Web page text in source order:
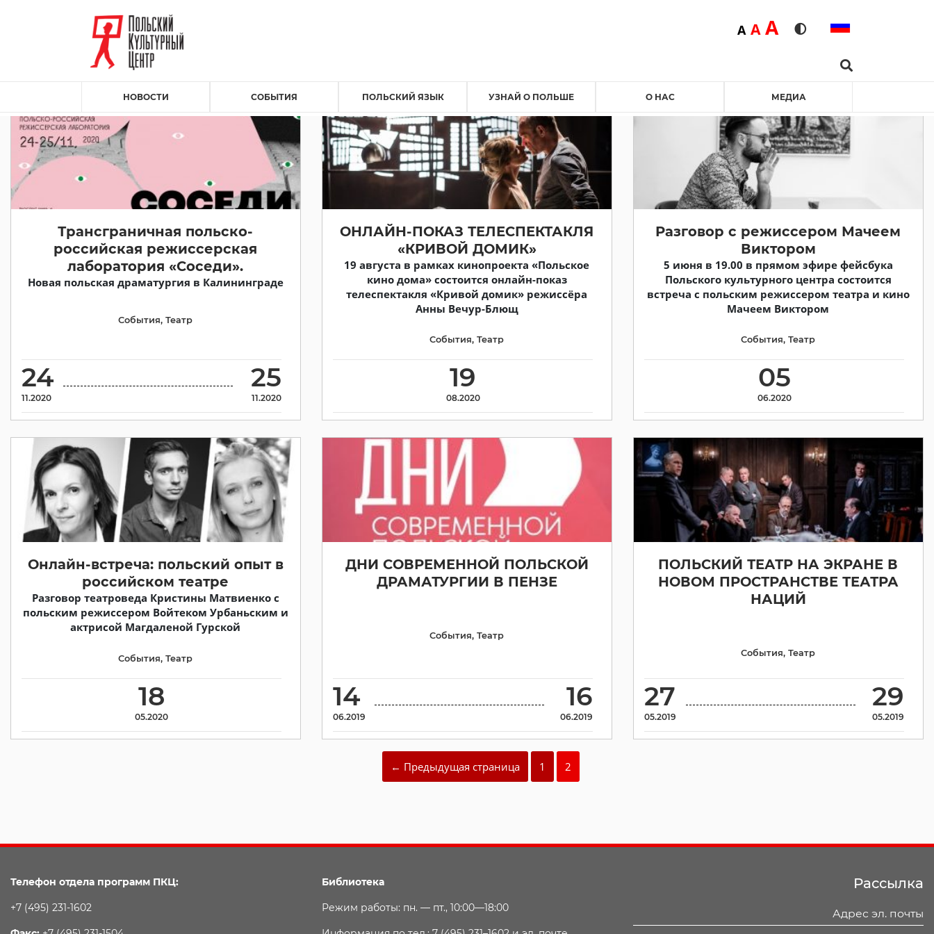
Rozmiar czcionki
ADomyślna
AŚrednia
ADużaWersja kontrastowa
НОВОСТИ СОБЫТИЯ ПОЛЬСКИЙ ЯЗЫК УЗНАЙ О ПОЛЬШЕ О НАС МЕДИА
Трансграничная польско-
российская режиссерская
лаборатория «Соседи».
Новая польская драматургия в Калининграде
24
11.2020
25
11.2020
События,Театр
ОНЛАЙН-ПОКАЗ ТЕЛЕСПЕКТАКЛЯ
«КРИВОЙ ДОМИК»
19 августа в рамках кинопроекта «Польское
кино дома» состоится онлайн-показ
телеспектакля «Кривой домик» режиссёра
Анны Вечур-Блющ
19
08.2020
События,Театр
Разговор с режиссером Мачеем
Виктором
5 июня в 19.00 в прямом эфире фейсбука
Польского культурного центра состоится
встреча с польским режиссером театра и кино
Мачеем Виктором
05
06.2020
События,Театр
Онлайн-встреча: польский опыт в
российском театре
Разговор театроведа Кристины Матвиенко с
польским режиссером Войтеком Урбаньским и
актрисой Магдаленой Гурской
18
05.2020
События,Театр
ДНИ СОВРЕМЕННОЙ ПОЛЬСКОЙ
ДРАМАТУРГИИ В ПЕНЗЕ
14
06.2019
16
06.2019
События,Театр
ПОЛЬСКИЙ ТЕАТР НА ЭКРАНЕ В
НОВОМ ПРОСТРАНСТВЕ ТЕАТРА
НАЦИЙ
27
05.2019
29
05.2019
События,Театр
← Предыдущая страница 1 2
Телефон отдела программ ПКЦ:
+7 (495) 231-1602
Библиотека
Режим работы: пн. — пт., 10:00—18:00
Рассылка